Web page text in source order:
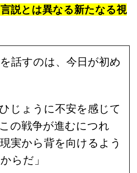
説とは異なる新たなる視
話すのは、今日が初め
じょうに不安を感じて
の戦争が進むにつれ
実から背を向けるよう
らだ」